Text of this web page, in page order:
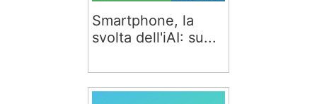
Smartphone, la
svolta dell'iAI: su...